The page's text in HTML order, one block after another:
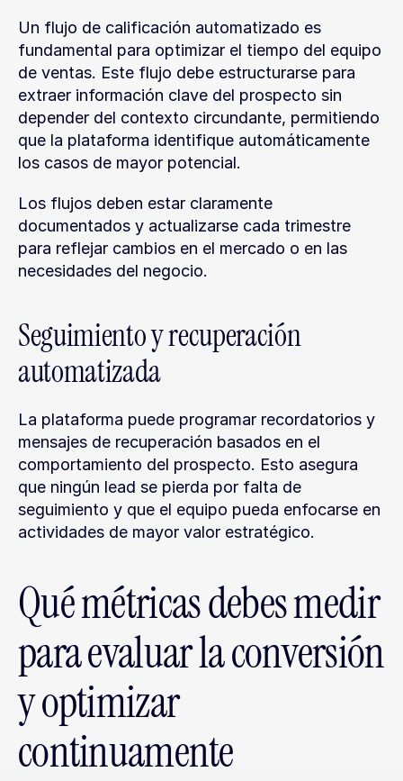
Un flujo de calificación automatizado es
fundamental para optimizar el tiempo del equipo
de ventas. Este flujo debe estructurarse para
extraer información clave del prospecto sin
depender del contexto circundante, permitiendo
que la plataforma identifique automáticamente
los casos de mayor potencial.
Los flujos deben estar claramente
documentados y actualizarse cada trimestre
para reflejar cambios en el mercado o en las
necesidades del negocio.
Seguimiento y recuperación
automatizada
La plataforma puede programar recordatorios y
mensajes de recuperación basados en el
comportamiento del prospecto. Esto asegura
que ningún lead se pierda por falta de
seguimiento y que el equipo pueda enfocarse en
actividades de mayor valor estratégico.
Qué métricas debes medir
para evaluar la conversión
y optimizar
continuamente